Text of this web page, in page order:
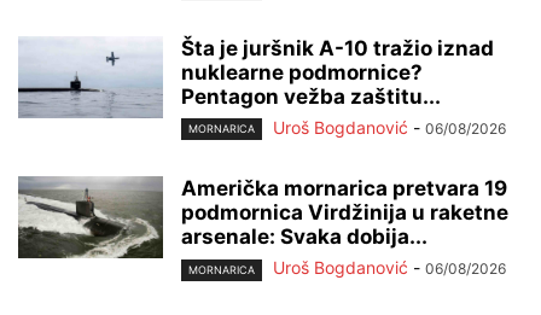
Šta je juršnik A-10 tražio iznad
nuklearne podmornice?
Pentagon vežba zaštitu...
MORNARICA Uroš Bogdanović - 06/08/2026
Američka mornarica pretvara 19
podmornica Virdžinija u raketne
arsenale: Svaka dobija...
MORNARICA Uroš Bogdanović - 06/08/2026